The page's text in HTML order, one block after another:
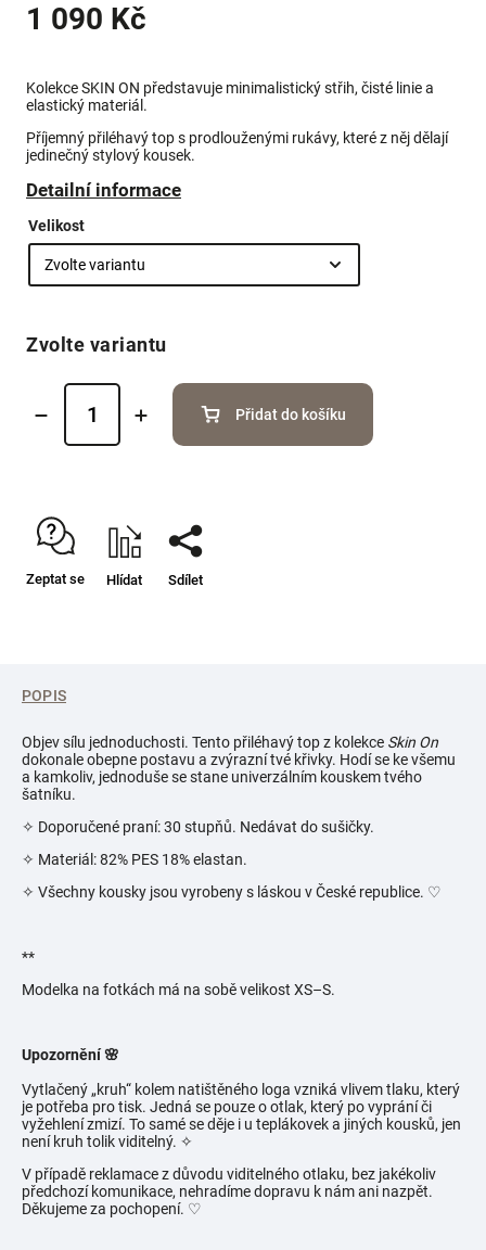
1 090 Kč
Kolekce SKIN ON představuje minimalistický střih, čisté linie a
elastický materiál.
Příjemný přiléhavý top s prodlouženými rukávy, které z něj dělají
jedinečný stylový kousek.
Detailní informace
Velikost
Zvolte variantu
Přidat do košíku
Zeptat se Hlídat Sdílet
POPIS
Objev sílu jednoduchosti. Tento přiléhavý top z kolekce Skin On
dokonale obepne postavu a zvýrazní tvé křivky. Hodí se ke všemu
a kamkoliv, jednoduše se stane univerzálním kouskem tvého
šatníku.
✧ Doporučené praní: 30 stupňů. Nedávat do sušičky.
✧ Materiál: 82% PES 18% elastan.
✧ Všechny kousky jsou vyrobeny s láskou v České republice. ♡
**
Modelka na fotkách má na sobě velikost XS–S.
Upozornění 🌸
Vytlačený „kruh“ kolem natištěného loga vzniká vlivem tlaku, který
je potřeba pro tisk. Jedná se pouze o otlak, který po vyprání či
vyžehlení zmizí. To samé se děje i u teplákovek a jiných kousků, jen
není kruh tolik viditelný. ✧
V případě reklamace z důvodu viditelného otlaku, bez jakékoliv
předchozí komunikace, nehradíme dopravu k nám ani nazpět.
Děkujeme za pochopení. ♡